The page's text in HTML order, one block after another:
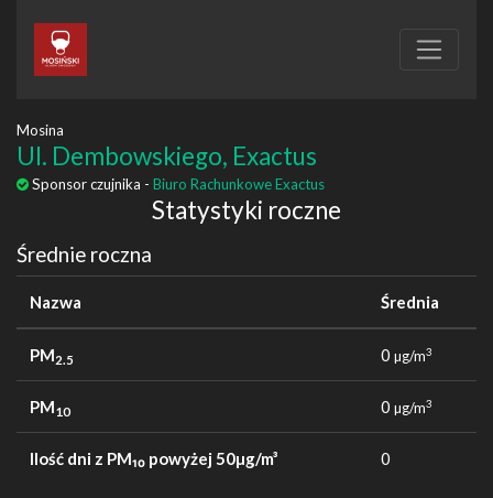
Mosina
Ul. Dembowskiego, Exactus
Sponsor czujnika - Biuro Rachunkowe Exactus
Statystyki roczne
Średnie roczna
Nazwa Średnia
PM2.5 0 µg/m3
PM10 0 µg/m3
Ilość dni z PM₁₀ powyżej 50µg/m³ 0